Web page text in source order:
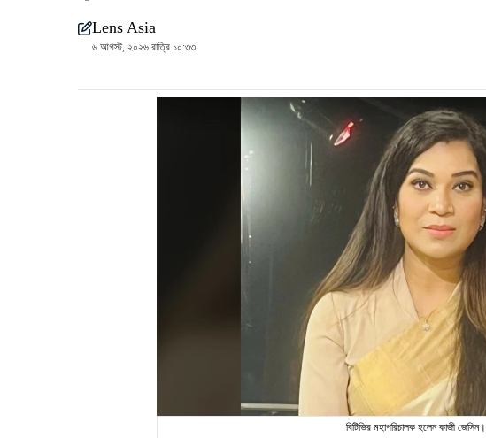
Lens Asia
৬ আগস্ট, ২০২৬ রাত্রি ১০:৩৩
বিটিভির মহাপরিচালক হলেন কাজী